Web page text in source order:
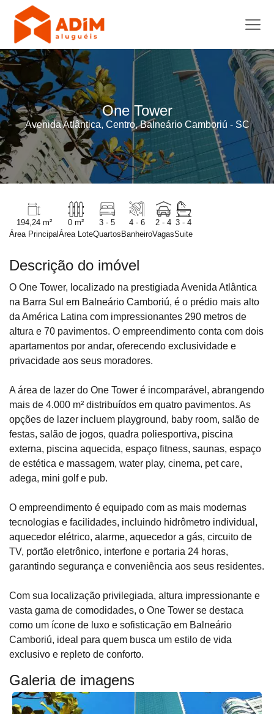
One Tower
Avenida Atlântica, Centro, Balneário Camboriú - SC
194,24 m²
Área Principal
0 m²
Área Lote
3 - 5
Quartos
4 - 6
Banheiro
2 - 4
Vagas
3 - 4
Suite
Descrição do imóvel
O One Tower, localizado na prestigiada Avenida Atlântica
na Barra Sul em Balneário Camboriú, é o prédio mais alto
da América Latina com impressionantes 290 metros de
altura e 70 pavimentos. O empreendimento conta com dois
apartamentos por andar, oferecendo exclusividade e
privacidade aos seus moradores.
A área de lazer do One Tower é incomparável, abrangendo
mais de 4.000 m² distribuídos em quatro pavimentos. As
opções de lazer incluem playground, baby room, salão de
festas, salão de jogos, quadra poliesportiva, piscina
externa, piscina aquecida, espaço fitness, saunas, espaço
de estética e massagem, water play, cinema, pet care,
adega, mini golf e pub.
O empreendimento é equipado com as mais modernas
tecnologias e facilidades, incluindo hidrômetro individual,
aquecedor elétrico, alarme, aquecedor a gás, circuito de
TV, portão eletrônico, interfone e portaria 24 horas,
garantindo segurança e conveniência aos seus residentes.
Com sua localização privilegiada, altura impressionante e
vasta gama de comodidades, o One Tower se destaca
como um ícone de luxo e sofisticação em Balneário
Camboriú, ideal para quem busca um estilo de vida
exclusivo e repleto de conforto.
Galeria de imagens